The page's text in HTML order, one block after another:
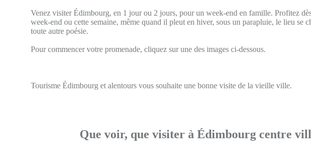
Venez visiter Édimbourg, en 1 jour ou 2 jours, pour un week-end en famille. Profitez
week-end ou cette semaine, même quand il pleut en hiver, sous un parapluie, le lieu se
toute autre poésie.
Pour commencer votre promenade, cliquez sur une des images ci-dessous.
Tourisme Édimbourg et alentours vous souhaite une bonne visite de la vieille ville.
Que voir, que visiter à Édimbourg centre